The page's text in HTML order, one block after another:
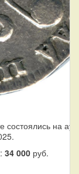
состоялись на
34 000руб.